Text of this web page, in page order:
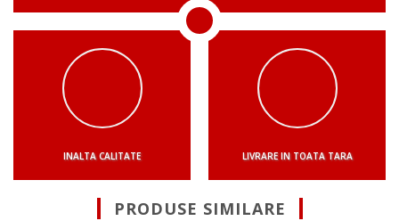
INALTA CALITATE LIVRARE IN TOATA TARA
PRODUSE SIMILARE